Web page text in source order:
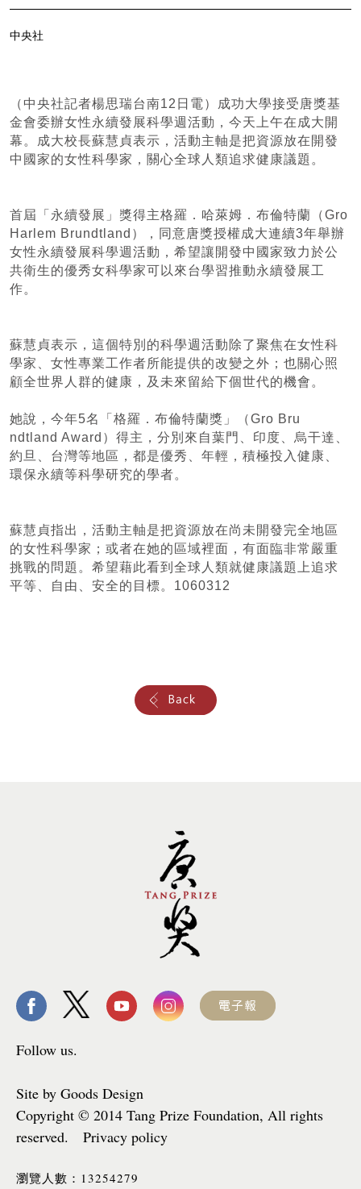
中央社
（中央社記者楊思瑞台南12日電）成功大學接受唐獎基
金會委辦女性永續發展科學週活動，今天上午在成大開
幕。成大校長蘇慧貞表示，活動主軸是把資源放在開發
中國家的女性科學家，關心全球人類追求健康議題。
首屆「永續發展」獎得主格羅．哈萊姆．布倫特蘭（Gro
Harlem Brundtland），同意唐獎授權成大連續3年舉辦
女性永續發展科學週活動，希望讓開發中國家致力於公
共衛生的優秀女科學家可以來台學習推動永續發展工
作。
蘇慧貞表示，這個特別的科學週活動除了聚焦在女性科
學家、女性專業工作者所能提供的改變之外；也關心照
顧全世界人群的健康，及未來留給下個世代的機會。
她說，今年5名「格羅．布倫特蘭獎」（Gro Bru
ndtland Award）得主，分別來自葉門、印度、烏干達、
約旦、台灣等地區，都是優秀、年輕，積極投入健康、
環保永續等科學研究的學者。
蘇慧貞指出，活動主軸是把資源放在尚未開發完全地區
的女性科學家；或者在她的區域裡面，有面臨非常嚴重
挑戰的問題。希望藉此看到全球人類就健康議題上追求
平等、自由、安全的目標。1060312
Follow us.
Site by Goods Design
Copyright © 2014 Tang Prize Foundation, All rights
reserved. Privacy policy
瀏覽人數： 13254279